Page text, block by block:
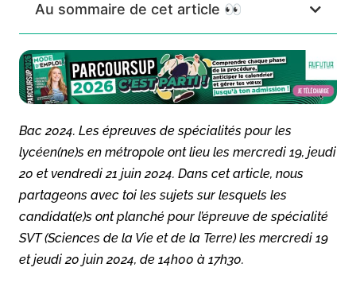
Au sommaire de cet article 👀
Bac 2024. Les épreuves de spécialités pour les
lycéen(ne)s en métropole ont lieu les mercredi 19, jeudi
20 et vendredi 21 juin 2024. Dans cet article, nous
partageons avec toi les sujets sur lesquels les
candidat(e)s ont planché pour l’épreuve de spécialité
SVT (Sciences de la Vie et de la Terre) les mercredi 19
et jeudi 20 juin 2024, de 14h00 à 17h30.